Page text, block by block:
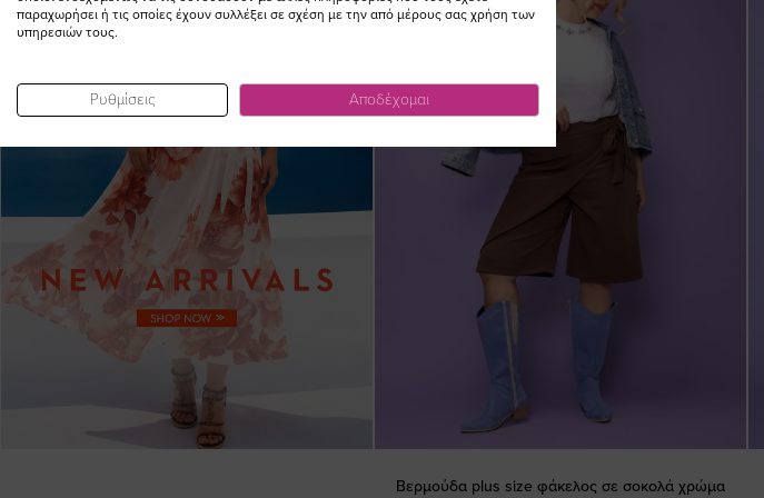
Βερμούδα plus size φάκελος σε σοκολά χρώμα
παραχωρήσει ή τις οποίες έχουν συλλέξει σε σχέση με την από μέρους σας χρήση των
υπηρεσιών τους.
Ρυθμίσεις Αποδέχομαι